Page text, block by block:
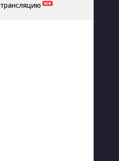
трансляцию